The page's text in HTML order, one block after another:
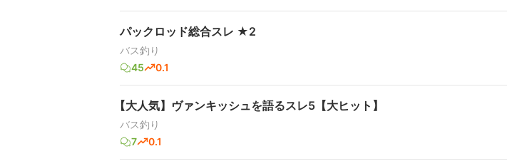
パックロッド総合スレ ★2
バス釣り
45
0.1
【大人気】ヴァンキッシュを語るスレ5【大ヒット】
バス釣り
7
0.1